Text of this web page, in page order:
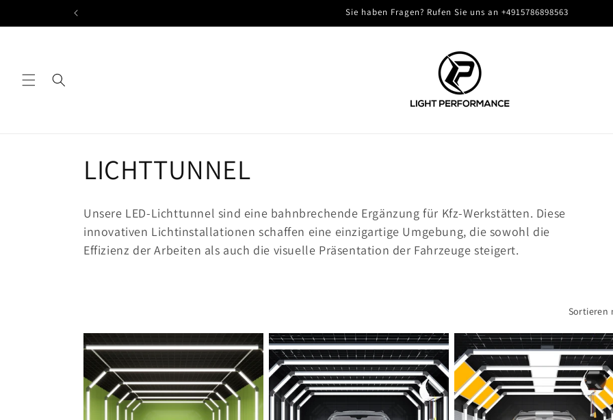
Inhalt
Sie haben Fragen? Rufen Sie uns an +4915786898563
K
a
t
o
r
LICHTTUNNEL
Unsere LED-Lichttunnel sind eine bahnbrechende Ergänzung für Kfz-Werkstätten. Diese
innovativen Lichtinstallationen schaffen eine einzigartige Umgebung, die sowohl die
Effizienz der Arbeiten als auch die visuelle Präsentation der Fahrzeuge steigert.
Sortieren